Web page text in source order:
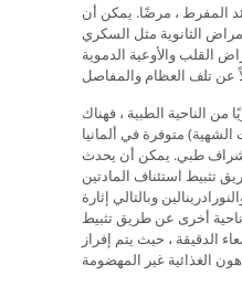
المفرط ، مرضًا. يمكن أن
الثانوية مثل السكري
القلب والأوعية الدموية
من الناحية الطبية ، فهناك
متوفرة في ألمانيا
طبي. يمكن أن يحدث
تثبيط استئناف المادتين
وبالتالي إثارة
أخرى عن طريق تثبيط
الدقيقة ، حيث يتم إفراز